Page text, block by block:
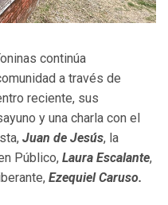
continúa
a través de
reciente, sus
y una charla con el
Juan de Jesús, la
Público, Laura Escalante,
Ezequiel Caruso.